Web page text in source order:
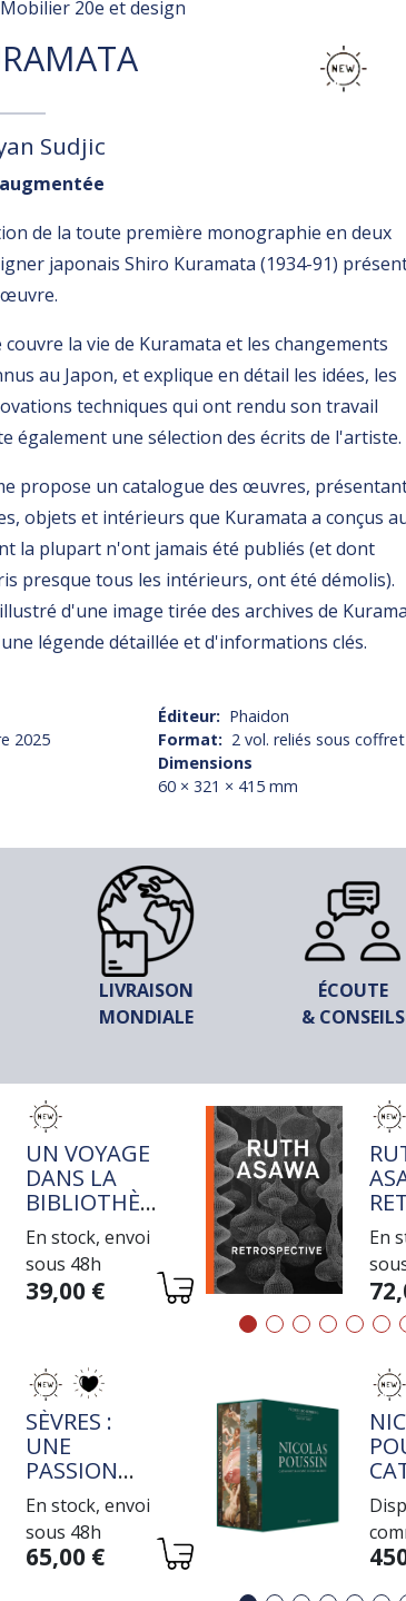
Mobilier 20e et design
Sudjic
de la toute première monographie en deux
japonais Shiro Kuramata (1934-91)
la vie de Kuramata et les changements
au Japon, et explique en détail les idées, les
techniques qui ont rendu son travail
également une sélection des écrits de l'artiste.
propose un catalogue des œuvres,
objets et intérieurs que Kuramata a conçus
la plupart n'ont jamais été publiés (et dont
presque tous les intérieurs, ont été démolis).
d'une image tirée des archives de
légende détaillée et d'informations clés.
2025
Éditeur
Phaidon
Format
2 vol. reliés sous coffret
Dimensions
60 × 321 × 415 mm
LIVRAISON
MONDIALE
ÉCOUTE
& CONSEILS
TITRE
UN VOYAGE
DANS LA
BIBLIOTHÈQUE
DE JEAN-
MICHEL
COULON
En stock, envoi
sous 48h
Variations
39,00 €
En
TITRE
SÈVRES :
UNE
PASSION
ROTHSCHILD
En stock, envoi
sous 48h
Variations
65,00 €
DE